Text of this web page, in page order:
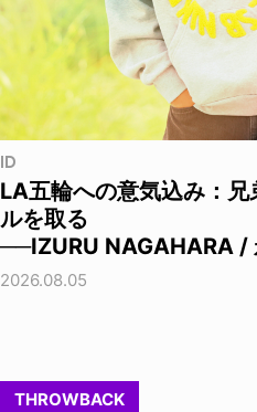
ID
LA五輪への意気込み：
ルを取る
──IZURU NAGAHARA /
2026.08.05
THROWBACK